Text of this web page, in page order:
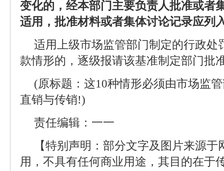
变化的，经本部门主要负责人批准或者
适用，批准材料或者集体讨论记录应列
适用上级市场监管部门制定的行政处
款情形的，逐级报请该基准制定部门批
(原标题：这10种情形必须由市场监
直销与传销!)
责任编辑：一一
【特别声明：部分文字及图片来源
用，不具有任何商业用途，其目的在于